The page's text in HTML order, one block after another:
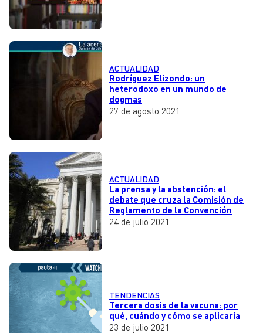
ACTUALIDAD
Rodríguez Elizondo: un
heterodoxo en un mundo de
dogmas
27 de agosto 2021
ACTUALIDAD
La prensa y la abstención: el
debate que cruza la Comisión de
Reglamento de la Convención
24 de julio 2021
TENDENCIAS
Tercera dosis de la vacuna: por
qué, cuándo y cómo se aplicaría
23 de julio 2021